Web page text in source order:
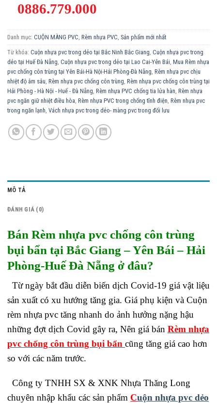
0886.779.000
Danh mục: CUỘN MÀNG PVC, Rèm nhựa PVC, Sản phẩm mới nhất
Từ khóa: Cuộn nhựa pvc trong dẻo tại Bắc Ninh Bắc Giang, Cuộn nhựa pvc trong
dẻo tại Huế Đà Nẵng, Cuộn nhựa pvc trong dẻo tại Lao Cai-Yên Bái, Mua Rèm nhựa
pvc chống côn trùng tại Yên Bái-Hà Nội-Hải Phòng-Đà Nẵng, Rèm nhựa pvc chịu
nhiệt độ âm sâu, Rèm nhựa pvc chống côn trùng, Rèm nhựa pvc chống côn trùng tại
Hải Phòng - Hà Nội - Huế - Đà Nẵng, Rèm nhựa PVC chống tia lửa hàn, Rèm nhựa
pvc ngăn giữ nhiệt điều hòa, Rèm nhựa PVC trong chống tĩnh điện, Rèm nhựa pvc
trong ngăn lạnh, Vách nhựa pvc trong dẻo- màng pvc trong đối lưu
MÔ TẢ
ĐÁNH GIÁ (0)
Bán Rèm nhựa pvc chống côn trùng
bụi bẩn tại Bắc Giang – Yên Bái – Hải
Phòng-Huế Đà Nẵng ở đâu?
Từ ngày bắt đầu diễn biến dịch Covid-19 giá vật liệu
sản xuất có xu hướng tăng gia. Giá phụ kiện và Cuộn
rèm nhựa pvc tăng nhanh do ảnh hưởng nặng hậu
những đợt dịch Covid gây ra, Nên giá bán Rèm nhựa
pvc chống côn trùng bụi bẩn cũng tăng giá cao hơn
so với các năm trước.
Công ty TNHH SX & XNK Nhựa Thăng Long
chuyên nhập khẩu các sản phẩm Cuộn nhựa pvc dẻo